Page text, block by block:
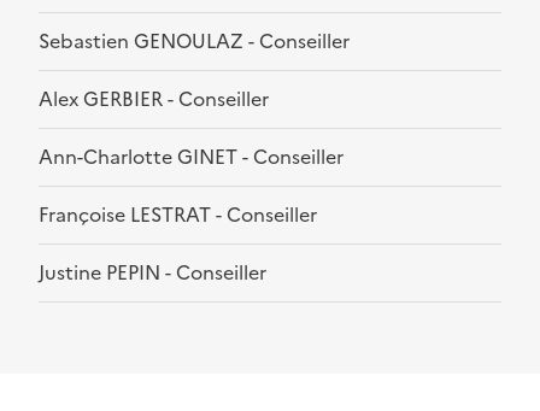
Sebastien GENOULAZ - Conseiller
Alex GERBIER - Conseiller
Ann-Charlotte GINET - Conseiller
Françoise LESTRAT - Conseiller
Justine PEPIN - Conseiller